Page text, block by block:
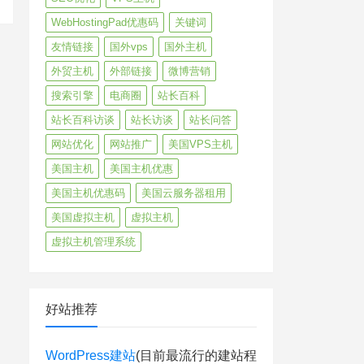
WebHostingPad优惠码
关键词
友情链接
国外vps
国外主机
外贸主机
外部链接
微博营销
搜索引擎
电商圈
站长百科
站长百科访谈
站长访谈
站长问答
网站优化
网站推广
美国VPS主机
美国主机
美国主机优惠
美国主机优惠码
美国云服务器租用
美国虚拟主机
虚拟主机
虚拟主机管理系统
好站推荐
WordPress建站(目前最流行的建站程